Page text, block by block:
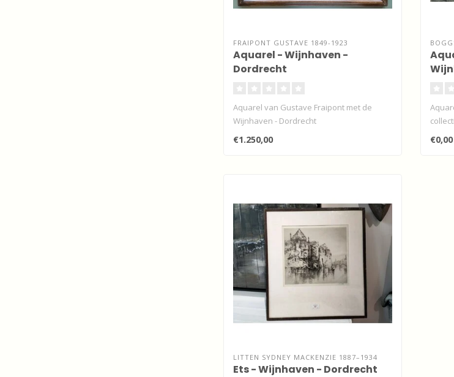
FRAIPONT GUSTAVE 1849-1923
Aquarel - Wijnhaven -
Dordrecht
Aquarel van Gustave Fraipont met de
Wijnhaven - Dordrecht
€1.250,00 €0,00
LITTEN SYDNEY MACKENZIE 1887–1934
Ets - Wijnhaven - Dordrecht